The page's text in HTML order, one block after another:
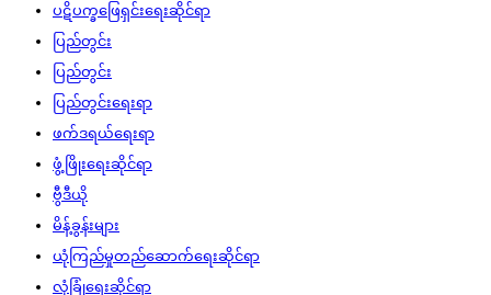
ပဋိပက္ခဖြေရှင်းရေးဆိုင်ရာ
ပြည်တွင်း
ပြည်တွင်း
ပြည်တွင်းရေးရာ
ဖက်ဒရယ်ရေးရာ
ဖွံ့ဖြိုးရေးဆိုင်ရာ
ဗွီဒီယို
မိန့်ခွန်းများ
ယုံကြည်မှုတည်ဆောက်ရေးဆိုင်ရာ
လုံခြုံရေးဆိုင်ရာ